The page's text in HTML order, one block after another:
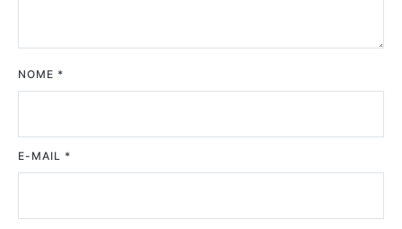
NOME *
E-MAIL *